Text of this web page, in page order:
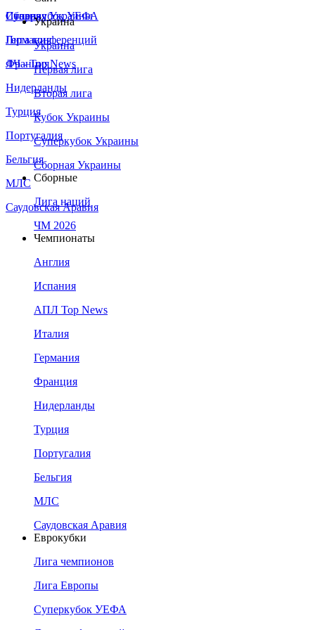
Сборная Украины
Италия
Германия
Франция
Нидерланды
Турция
Португалия
Бельгия
МЛС
Саудовская Аравия
Суперкубок УЕФА
Лига конференций
ЛЧ - Top News
Украина
Украина
Первая лига
Вторая лига
Кубок Украины
Суперкубок Украины
Сборная Украины
Сборные
Лига наций
ЧМ 2026
Чемпионаты
Англия
Испания
АПЛ Top News
Италия
Германия
Франция
Нидерланды
Турция
Португалия
Бельгия
МЛС
Саудовская Аравия
Еврокубки
Лига чемпионов
Лига Европы
Суперкубок УЕФА